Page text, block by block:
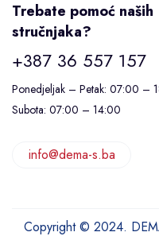
Trebate pomoć naših
stručnjaka?
+387 36 557 157
Ponedjeljak – Petak: 07:00 –
Subota: 07:00 – 14:00
info@dema-s.ba
Copyright © 2024.